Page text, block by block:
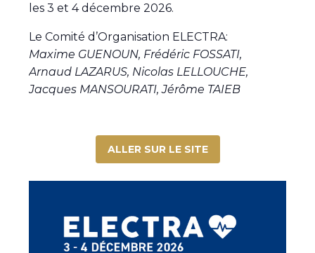
les 3 et 4 décembre 2026.
Le Comité d’Organisation ELECTRA:
Maxime GUENOUN, Frédéric FOSSATI,
Arnaud LAZARUS, Nicolas LELLOUCHE,
Jacques MANSOURATI, Jérôme TAIEB
ALLER SUR LE SITE